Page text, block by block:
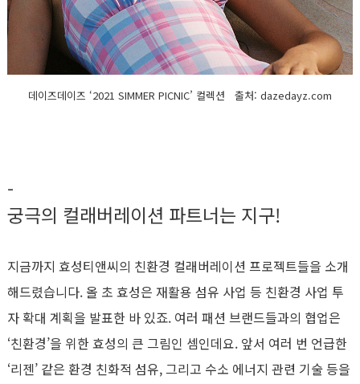
데이즈데이즈 ‘2021 SIMMER PICNIC’ 컬렉션 출처: dazedayz.com
-
궁극의 컬래버레이션 파트너는 지구!
지금까지 효성티앤씨의 친환경 컬래버레이션 프로젝트들을 소개
해드렸습니다. 올 초 효성은 재활용 섬유 사업 등 친환경 사업 투
자 확대 계획을 발표한 바 있죠. 여러 패션 브랜드들과의 협업은
‘친환경’을 위한 효성의 큰 그림인 셈인데요. 앞서 여러 번 언급한
‘리젠’ 같은 환경 친화적 섬유, 그리고 수소 에너지 관련 기술 등을